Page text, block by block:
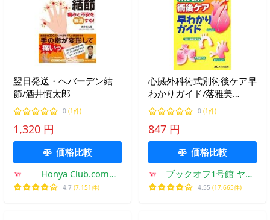
翌日発送・ヘバーデン結
節/酒井慎太郎
0 (1件)
1,320 円
価格比較
Honya Club.com
Yahoo!店
4.7 (7,151件)
心臓外科術式別術後ケア早
わかりガイド/落雅美
【編】
0 (1件)
847 円
価格比較
ブックオフ1号館 ヤフ
ーショッピング店
4.55 (17,665件)